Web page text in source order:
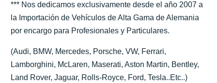
*** Nos dedicamos exclusivamente desde el año 2007 a
la Importación de Vehículos de Alta Gama de Alemania
por encargo para Profesionales y Particulares.
(Audi, BMW, Mercedes, Porsche, VW, Ferrari,
Lamborghini, McLaren, Maserati, Aston Martin, Bentley,
Land Rover, Jaguar, Rolls-Royce, Ford, Tesla..Etc..)